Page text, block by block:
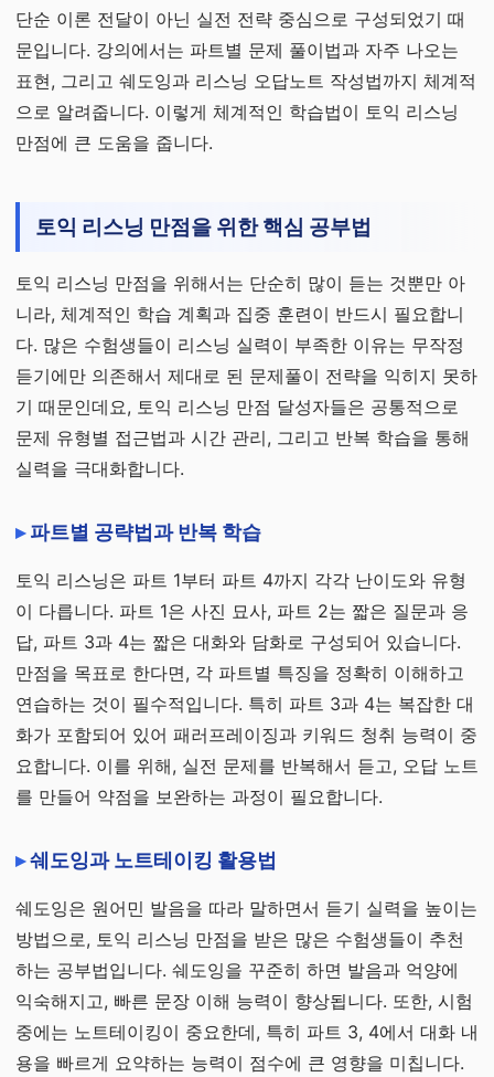
단순 이론 전달이 아닌 실전 전략 중심으로 구성되었기 때
문입니다. 강의에서는 파트별 문제 풀이법과 자주 나오는
표현, 그리고 쉐도잉과 리스닝 오답노트 작성법까지 체계적
으로 알려줍니다. 이렇게 체계적인 학습법이 토익 리스닝
만점에 큰 도움을 줍니다.
토익 리스닝 만점을 위한 핵심 공부법
토익 리스닝 만점을 위해서는 단순히 많이 듣는 것뿐만 아
니라, 체계적인 학습 계획과 집중 훈련이 반드시 필요합니
다. 많은 수험생들이 리스닝 실력이 부족한 이유는 무작정
듣기에만 의존해서 제대로 된 문제풀이 전략을 익히지 못하
기 때문인데요, 토익 리스닝 만점 달성자들은 공통적으로
문제 유형별 접근법과 시간 관리, 그리고 반복 학습을 통해
실력을 극대화합니다.
파트별 공략법과 반복 학습
토익 리스닝은 파트 1부터 파트 4까지 각각 난이도와 유형
이 다릅니다. 파트 1은 사진 묘사, 파트 2는 짧은 질문과 응
답, 파트 3과 4는 짧은 대화와 담화로 구성되어 있습니다.
만점을 목표로 한다면, 각 파트별 특징을 정확히 이해하고
연습하는 것이 필수적입니다. 특히 파트 3과 4는 복잡한 대
화가 포함되어 있어 패러프레이징과 키워드 청취 능력이 중
요합니다. 이를 위해, 실전 문제를 반복해서 듣고, 오답 노트
를 만들어 약점을 보완하는 과정이 필요합니다.
쉐도잉과 노트테이킹 활용법
쉐도잉은 원어민 발음을 따라 말하면서 듣기 실력을 높이는
방법으로, 토익 리스닝 만점을 받은 많은 수험생들이 추천
하는 공부법입니다. 쉐도잉을 꾸준히 하면 발음과 억양에
익숙해지고, 빠른 문장 이해 능력이 향상됩니다. 또한, 시험
중에는 노트테이킹이 중요한데, 특히 파트 3, 4에서 대화 내
용을 빠르게 요약하는 능력이 점수에 큰 영향을 미칩니다.